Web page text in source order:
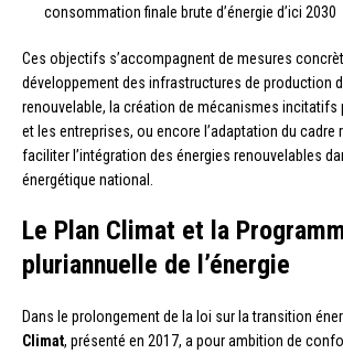
consommation finale brute d’énergie d’ici 2030
Ces objectifs s’accompagnent de mesures
développement des infrastructures de production
renouvelable, la création de mécanismes incitatifs
et les entreprises, ou encore l’adaptation du cadre
faciliter l’intégration des énergies renouvelables
énergétique national.
Le Plan Climat et la
pluriannuelle de l’énergie
Dans le prolongement de la loi sur la transition
Climat, présenté en 2017, a pour ambition de